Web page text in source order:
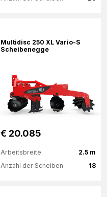
Multidisc 250 XL Vario-S
Scheibenegge
€ 20.085
2.5 m
Arbeitsbreite
18
Anzahl der Scheiben